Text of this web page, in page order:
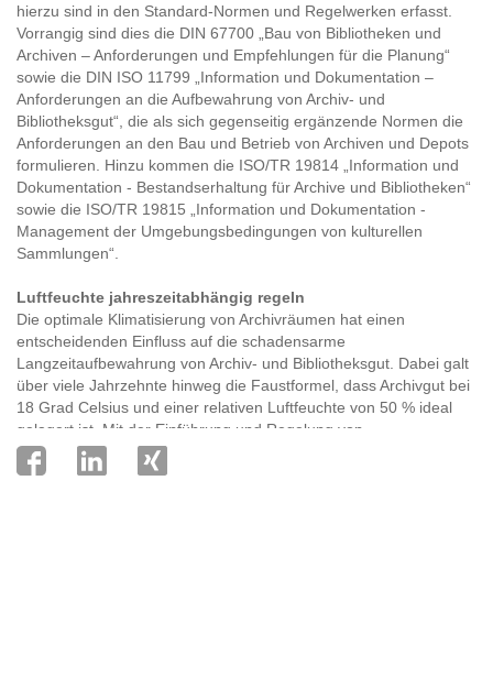
hierzu sind in den Standard-Normen und Regelwerken erfasst.
Vorrangig sind dies die DIN 67700 „Bau von Bibliotheken und
Archiven – Anforderungen und Empfehlungen für die Planung“
sowie die DIN ISO 11799 „Information und Dokumentation –
Anforderungen an die Aufbewahrung von Archiv- und
Bibliotheksgut“, die als sich gegenseitig ergänzende Normen die
Anforderungen an den Bau und Betrieb von Archiven und Depots
formulieren. Hinzu kommen die ISO/TR 19814 „Information und
Dokumentation - Bestandserhaltung für Archive und Bibliotheken“
sowie die ISO/TR 19815 „Information und Dokumentation -
Management der Umgebungsbedingungen von kulturellen
Sammlungen“.
Luftfeuchte jahreszeitabhängig regeln
Die optimale Klimatisierung von Archivräumen hat einen
entscheidenden Einfluss auf die schadensarme
Langzeitaufbewahrung von Archiv- und Bibliotheksgut. Dabei galt
über viele Jahrzehnte hinweg die Faustformel, dass Archivgut bei
18 Grad Celsius und einer relativen Luftfeuchte von 50 % ideal
gelagert ist. Mit der Einführung und Regelung von
medienspezifischen Klimabedingungen in der ISO/TR 19815 wird
jedoch deutlich, dass allgemeingültige Formeln nicht mehr